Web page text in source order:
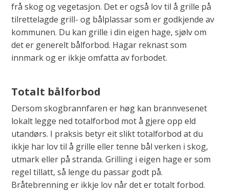
frå skog og vegetasjon. Det er også lov til å grille på
tilrettelagde grill- og bålplassar som er godkjende av
kommunen. Du kan grille i din eigen hage, sjølv om
det er generelt bålforbod. Hagar reknast som
innmark og er ikkje omfatta av forbodet.
Totalt bålforbod
Dersom skogbrannfaren er høg kan brannvesenet
lokalt legge ned totalforbod mot å gjere opp eld
utandørs. I praksis betyr eit slikt totalforbod at du
ikkje har lov til å grille eller tenne bål verken i skog,
utmark eller på stranda. Grilling i eigen hage er som
regel tillatt, så lenge du passar godt på.
Bråtebrenning er ikkje lov når det er totalt forbod.